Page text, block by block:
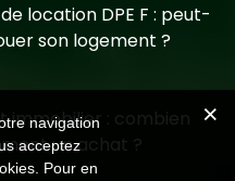
location DPE F : peut-
son logement ?
immobilier : combien
un achat ?
navigation
acceptez
Pour en